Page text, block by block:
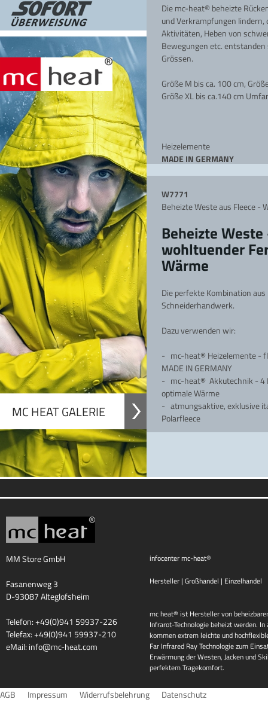
Die mc-heat® beheizte
und Verkrampfungen lindern,
Aktivitäten, Heben von
Bewegungen etc.
Grössen.
Größe M bis ca. 100 cm,
Größe XL bis ca.140 cm
Heizelemente
MADE IN GERMANY
versandkostenfrei in
W7771
Beheizte Weste aus Fleece -
Beheizte
wohltuender
Wärme
Die perfekte Kombination aus
Schneiderhandwerk.
Dazu verwenden wir:
- mc-heat® Heizelemente -
MADE IN GERMANY
- mc-heat® Akkutechnik - 4
optimale Wärme
- atmungsaktive, exklusive
Polarfleece
MC HEAT GALERIE
MM Store GmbH
Fasanenweg 3
D-93087 Alteglofsheim
Telefon: +49(0)941 59937-226
Telefax: +49(0)941 59937-210
eMail: info@mc-heat.com
infocenter mc-heat®
Hersteller | Großhandel | Einzelhandel
mc heat® ist Hersteller von
Infrarot-Technologie beheizt werden.
kommen extrem leichte und
Far Infrared Ray Technologie zum
Erwärmung der Westen, Jacken und
perfektem Tragekomfort.
AGB Impressum Widerrufsbelehrung Datenschutz